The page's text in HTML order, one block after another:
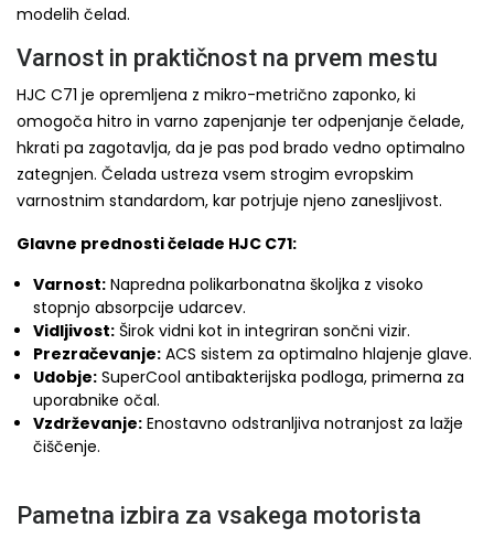
modelih čelad.
Varnost in praktičnost na prvem mestu
HJC C71 je opremljena z mikro-metrično zaponko, ki
omogoča hitro in varno zapenjanje ter odpenjanje čelade,
hkrati pa zagotavlja, da je pas pod brado vedno optimalno
zategnjen. Čelada ustreza vsem strogim evropskim
varnostnim standardom, kar potrjuje njeno zanesljivost.
Glavne prednosti čelade HJC C71:
Varnost: Napredna polikarbonatna školjka z visoko
stopnjo absorpcije udarcev.
Vidljivost: Širok vidni kot in integriran sončni vizir.
Prezračevanje: ACS sistem za optimalno hlajenje glave.
Udobje: SuperCool antibakterijska podloga, primerna za
uporabnike očal.
Vzdrževanje: Enostavno odstranljiva notranjost za lažje
čiščenje.
Pametna izbira za vsakega motorista